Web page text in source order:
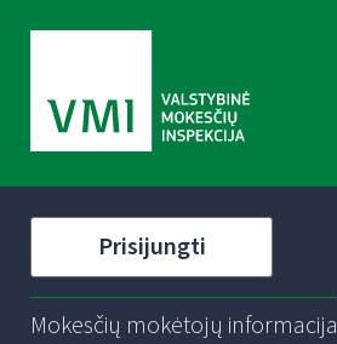
Prisijungti
Mokesčių mokėtojų informacija